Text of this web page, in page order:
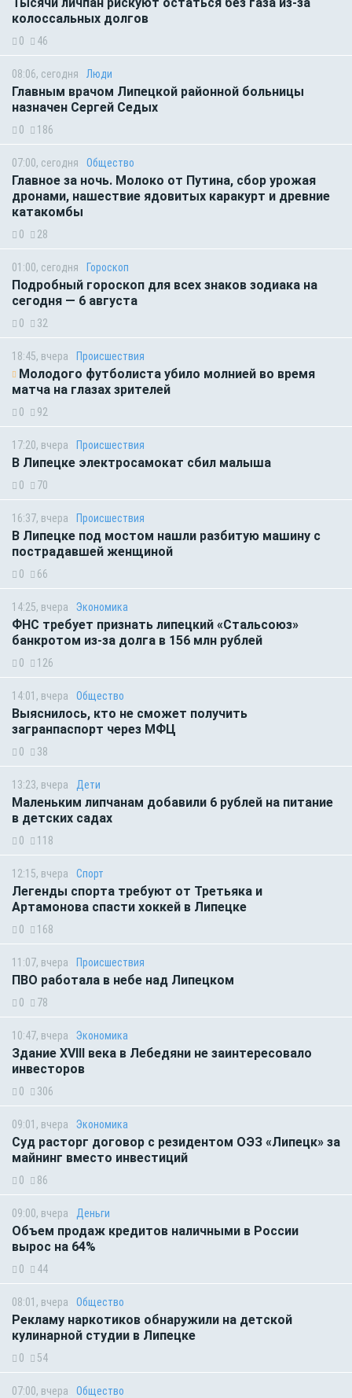
колоссальных долгов
0 46
08:06, сегодня Люди
Главным врачом Липецкой районной больницы
назначен Сергей Седых
0 186
07:00, сегодня Общество
Главное за ночь. Молоко от Путина, сбор урожая
дронами, нашествие ядовитых каракурт и древние
катакомбы
0 28
01:00, сегодня Гороскоп
Подробный гороскоп для всех знаков зодиака на
сегодня — 6 августа
0 32
18:45, вчера Происшествия
Молодого футболиста убило молнией во время
матча на глазах зрителей
0 92
17:20, вчера Происшествия
В Липецке электросамокат сбил малыша
0 70
16:37, вчера Происшествия
В Липецке под мостом нашли разбитую машину с
пострадавшей женщиной
0 66
14:25, вчера Экономика
ФНС требует признать липецкий «Стальсоюз»
банкротом из-за долга в 156 млн рублей
0 126
14:01, вчера Общество
Выяснилось, кто не сможет получить
загранпаспорт через МФЦ
0 38
13:23, вчера Дети
Маленьким липчанам добавили 6 рублей на питание
в детских садах
0 118
12:15, вчера Спорт
Легенды спорта требуют от Третьяка и
Артамонова спасти хоккей в Липецке
0 168
11:07, вчера Происшествия
ПВО работала в небе над Липецком
0 78
10:47, вчера Экономика
Здание XVIII века в Лебедяни не заинтересовало
инвесторов
0 306
09:01, вчера Экономика
Суд расторг договор с резидентом ОЭЗ «Липецк» за
майнинг вместо инвестиций
0 86
09:00, вчера Деньги
Объем продаж кредитов наличными в России
вырос на 64%
0 44
08:01, вчера Общество
Рекламу наркотиков обнаружили на детской
кулинарной студии в Липецке
0 54
07:00, вчера Общество